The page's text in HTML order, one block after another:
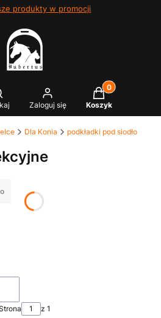
produkty w promocji
wyszukiwarkę
Zaloguj się
Produkty w
Koszyk
Dla Konia podkładki pod siodło
z 1